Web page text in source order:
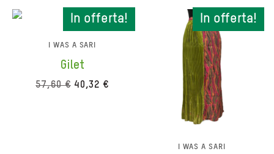
In offerta!
In offerta!
I WAS A SARI
Gilet
57,60€ 40,32 €
In offerta!
In offerta!
I WAS A SARI